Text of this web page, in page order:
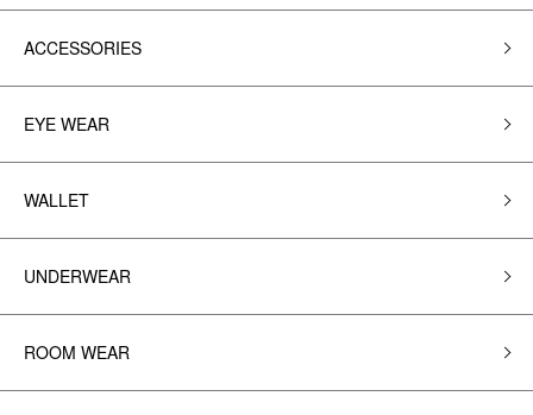
ACCESSORIES
EYE WEAR
WALLET
UNDERWEAR
ROOM WEAR